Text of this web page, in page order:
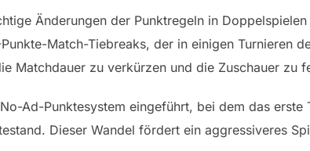
Änderungen der Punktregeln in
Match-Tiebreaks, der in einigen Turnieren
Matchdauer zu verkürzen und die Zuschauer zu
Ad-Punktesystem eingeführt, bei dem das erste
Dieser Wandel fördert ein aggressiveres